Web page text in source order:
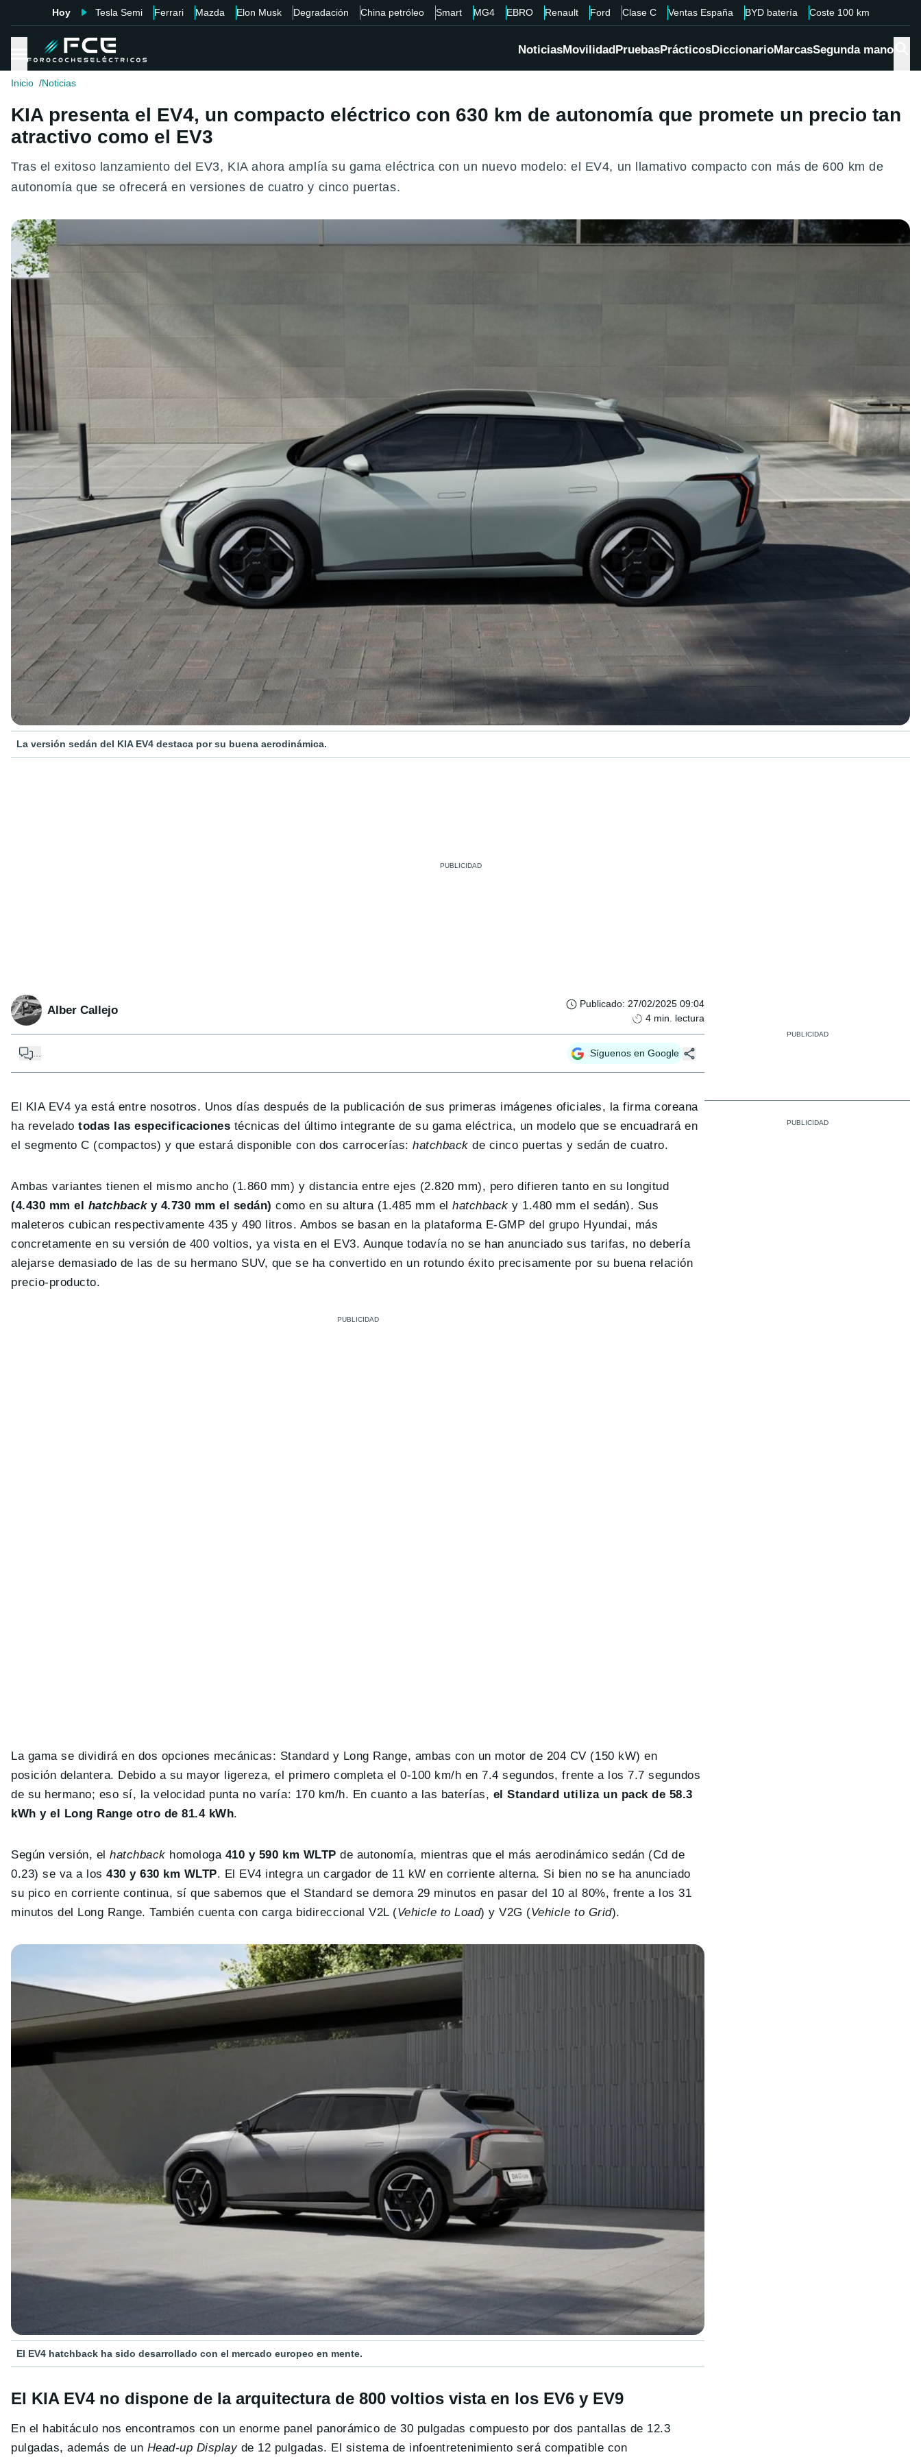
Hoy Tesla Semi Ferrari Mazda Elon Musk Degradación China petróleo Smart MG4 EBRO Renault Ford Clase C Ventas España BYD batería Coste 100 km
NoticiasMovilidadPruebasPrácticosDiccionarioMarcasSegunda mano
Inicio Noticias
KIA presenta el EV4, un compacto eléctrico con 630 km de autonomía que promete un precio tan
atractivo como el EV3
Tras el exitoso lanzamiento del EV3, KIA ahora amplía su gama eléctrica con un nuevo modelo: el EV4, un llamativo compacto con más de 600 km de
autonomía que se ofrecerá en versiones de cuatro y cinco puertas.
La versión sedán del KIA EV4 destaca por su buena aerodinámica.
Alber Callejo Publicado: 27/02/2025 09:04
4 min. lectura
... Síguenos en Google
El KIA EV4 ya está entre nosotros. Unos días después de la publicación de sus primeras imágenes oficiales, la firma coreana
ha reveladotodas las especificaciones técnicas del último integrante de su gama eléctrica, un modelo que se encuadrará en
el segmento C (compactos) y que estará disponible con dos carrocerías:hatchback de cinco puertas y sedán de cuatro.
Ambas variantes tienen el mismo ancho (1.860 mm) y distancia entre ejes (2.820 mm), pero difieren tanto en su longitud
(4.430 mm el hatchbacky 4.730 mm el sedán) como en su altura (1.485 mm elhatchback y 1.480 mm el sedán). Sus
maleteros cubican respectivamente 435 y 490 litros. Ambos se basan en la plataforma E-GMP del grupo Hyundai, más
concretamente en su versión de 400 voltios, ya vista en el EV3. Aunque todavía no se han anunciado sus tarifas, no debería
alejarse demasiado de las de su hermano SUV, que se ha convertido en un rotundo éxito precisamente por su buena relación
precio-producto.
La gama se dividirá en dos opciones mecánicas: Standard y Long Range, ambas con un motor de 204 CV (150 kW) en
posición delantera. Debido a su mayor ligereza, el primero completa el 0-100 km/h en 7.4 segundos, frente a los 7.7 segundos
de su hermano; eso sí, la velocidad punta no varía: 170 km/h. En cuanto a las baterías, el Standard utiliza un pack de 58.3
kWh y el Long Range otro de 81.4 kWh.
Según versión, elhatchback homologa 410 y 590 km WLTP de autonomía, mientras que el más aerodinámico sedán (Cd de
0.23) se va a los430 y 630 km WLTP. El EV4 integra un cargador de 11 kW en corriente alterna. Si bien no se ha anunciado
su pico en corriente continua, sí que sabemos que el Standard se demora 29 minutos en pasar del 10 al 80%, frente a los 31
minutos del Long Range. También cuenta con carga bidireccional V2L (Vehicle to Load) y V2G (Vehicle to Grid).
El EV4 hatchback ha sido desarrollado con el mercado europeo en mente.
El KIA EV4 no dispone de la arquitectura de 800 voltios vista en los EV6 y EV9
En el habitáculo nos encontramos con un enorme panel panorámico de 30 pulgadas compuesto por dos pantallas de 12.3
pulgadas, además de un Head-up Displayde 12 pulgadas. El sistema de infoentretenimiento será compatible con